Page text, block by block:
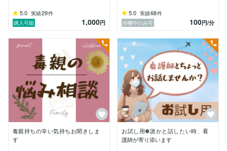
* ✽ …………………………………… ✽ *
自分を否定される環境で育ったこともあり、自己肯定感
が低い幼少期を過ごしましたが、大学、社会人生活を送
る中で
「自分らしくいていい」
「他人の考えなんて気にしなくていい」
と徐々に思えるようになりました♪
もちろん、人間関係で悩む事もありましたが、人に話し
たり、自分なりに考え方を切り替えて乗り越えてきまし
た。
5.0 実績29件
購入可能
1,000円
5.0 実績68件
待機中のみ可
100円/分
毒親持ちの辛い気持ちお聞きしま
す
お試し用✽誰かと話したい時、看
護師が寄り添います